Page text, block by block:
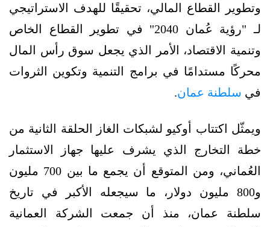
وتطوير القطاع المالي، تحقيقًا للهدف الاستراتيجي
لـ "رؤية عُمان 2040" في تطوير القطاع الخاص
وتنمية الاقتصاد، الأمر الذي يجعل سوق رأس المال
محركًا مستدامًا في برامج التنمية وتكوين الثروات
في سلطنة عمان.
ويمثّل اكتتاب أوكيو لشبكات الغاز الحلقة الثانية من
خطة التخارج الذي يشرف عليها جهاز الاستثمار
العُماني، ومن المتوقع أن يجمع ما بين 700 مليون
و800 مليون دولار، ما سيجعله الأكبر في تاريخ
سلطنة عمان، منذ أن جمعت الشركة العمانية